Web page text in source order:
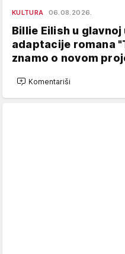
KULTURA 06.08.2026.
Billie Eilish u
adaptacije romana
znamo o novom
Komentariši